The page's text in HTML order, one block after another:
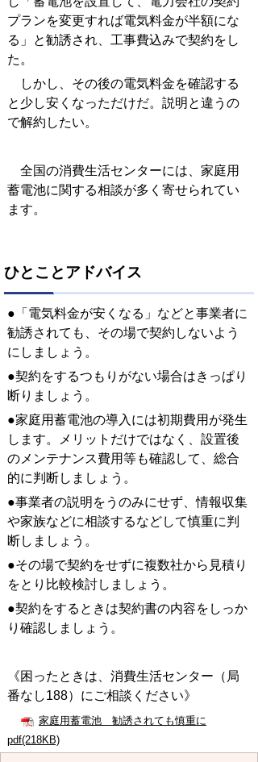
プランを変更すれば電気料金が半額にな
る」と勧誘され、工事費込みで契約をし
た。
しかし、その後の電気料金を確認する
と少し安くなっただけだ。説明と違うの
で解約したい。
全国の消費生活センターには、家庭用
蓄電池に関する相談が多く寄せられてい
ます。
ひとことアドバイス
●「電気料金が安くなる」などと事業者に
勧誘されても、その場で契約しないよう
にしましょう。
●契約をするつもりがない場合はきっぱり
断りましょう。
●家庭用蓄電池の導入には初期費用が発生
します。メリットだけではなく、設置後
のメンテナンス費用等も確認して、総合
的に判断しましょう。
●事業者の説明をうのみにせず、情報収集
や家族などに相談するなどして慎重に判
断しましょう。
●その場で契約をせずに複数社から見積り
をとり比較検討しましょう。
●契約をするときは契約書の内容をしっか
り確認しましょう。
《困ったときは、消費生活センター（局
番なし188）にご相談ください》
家庭用蓄電池 勧誘されても慎重に
pdf(218KB)